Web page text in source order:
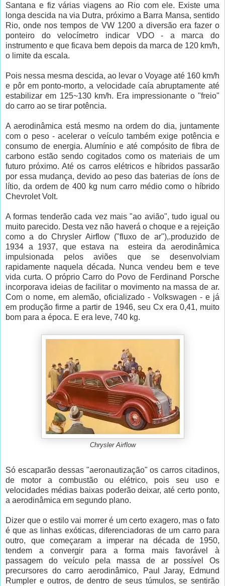
Santana e fiz várias viagens ao Rio com ele. Existe uma
longa descida na via Dutra, próximo a Barra Mansa, sentido
Rio, onde nos tempos de VW 1200 a diversão era fazer o
ponteiro do velocímetro indicar VDO - a marca do
instrumento e que ficava bem depois da marca de 120 km/h,
o limite da escala.
Pois nessa mesma descida, ao levar o Voyage até 160 km/h
e pôr em ponto-morto, a velocidade caía abruptamente até
estabilizar em 125~130 km/h. Era impressionante o "freio"
do carro ao se tirar potência.
A aerodinâmica está mesmo na ordem do dia, juntamente
com o peso - acelerar o veículo também exige potência e
consumo de energia. Alumínio e até compósito de fibra de
carbono estão sendo cogitados como os materiais de um
futuro próximo. Até os carros elétricos e híbridos passarão
por essa mudança, devido ao peso das baterias de íons de
lítio, da ordem de 400 kg num carro médio como o híbrido
Chevrolet Volt.
A formas tenderão cada vez mais "ao avião", tudo igual ou
muito parecido. Desta vez não haverá o choque e a rejeição
como a do Chrysler Airflow ("fluxo de ar"),.produzido de
1934 a 1937, que estava na esteira da aerodinâmica
impulsionada pelos aviões que se desenvolviam
rapidamente naquela década. Nunca vendeu bem e teve
vida curta. O próprio Carro do Povo de Ferdinand Porsche
incorporava ideias de facilitar o movimento na massa de ar.
Com o nome, em alemão, oficializado - Volkswagen - e já
em produção firme a partir de 1946, seu Cx era 0,41, muito
bom para a época. E era leve, 740 kg.
Chrysler Airflow
Só escaparão dessas "aeronautização" os carros citadinos,
de motor a combustão ou elétrico, pois seu uso e
velocidades médias baixas poderão deixar, até certo ponto,
a aerodinâmica em segundo plano.
Dizer que o estilo vai morrer é um certo exagero, mas o fato
é que as linhas exóticas, diferenciadoras de um carro para
outro, que começaram a imperar na década de 1950,
tendem a convergir para a forma mais favorável à
passagem do veículo pela massa de ar possível Os
precursores do carro aerodinâmico, Paul Jaray, Edmund
Rumpler e outros, de dentro de seus túmulos, se sentirão